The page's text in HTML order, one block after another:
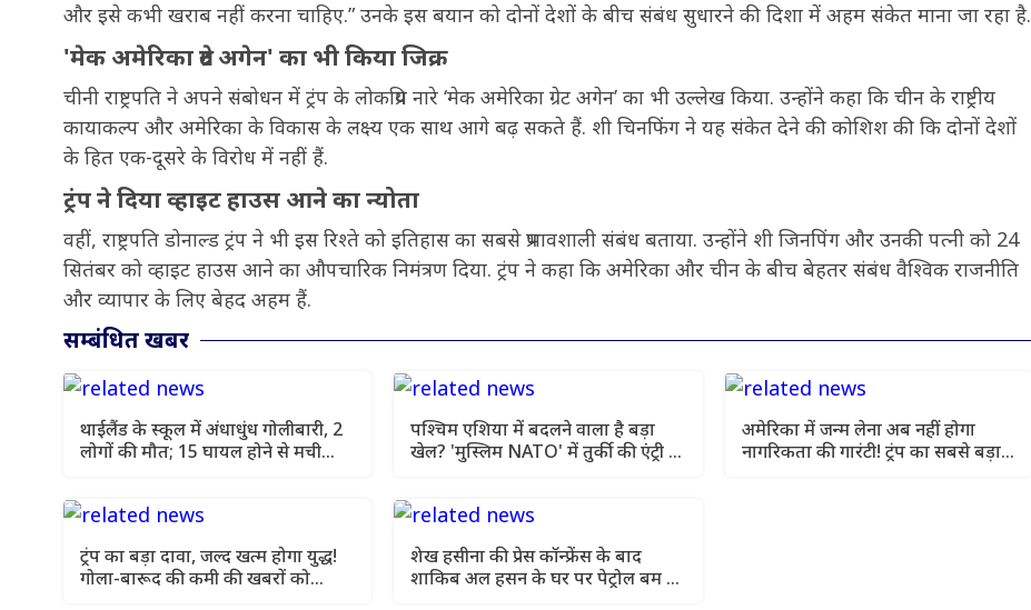
और इसे कभी खराब नहीं करना चाहिए.” उनके इस बयान को दोनों देशों के बीच संबंध सुधारने की दिशा में अहम संकेत माना जा रहा है.
'मेक अमेरिका ग्रेट अगेन' का भी किया जिक्र
चीनी राष्ट्रपति ने अपने संबोधन में ट्रंप के लोकप्रिय नारे ‘मेक अमेरिका ग्रेट अगेन’ का भी उल्लेख किया. उन्होंने कहा कि चीन के राष्ट्रीय
कायाकल्प और अमेरिका के विकास के लक्ष्य एक साथ आगे बढ़ सकते हैं. शी चिनफिंग ने यह संकेत देने की कोशिश की कि दोनों देशों
के हित एक-दूसरे के विरोध में नहीं हैं.
ट्रंप ने दिया व्हाइट हाउस आने का न्योता
वहीं, राष्ट्रपति डोनाल्ड ट्रंप ने भी इस रिश्ते को इतिहास का सबसे प्रभावशाली संबंध बताया. उन्होंने शी जिनपिंग और उनकी पत्नी को 24
सितंबर को व्हाइट हाउस आने का औपचारिक निमंत्रण दिया. ट्रंप ने कहा कि अमेरिका और चीन के बीच बेहतर संबंध वैश्विक राजनीति
और व्यापार के लिए बेहद अहम हैं.
सम्बंधित खबर
थाईलैंड के स्कूल में अंधाधुंध गोलीबारी, 2
लोगों की मौत; 15 घायल होने से मची
पश्चिम एशिया में बदलने वाला है बड़ा
खेल? 'मुस्लिम NATO' में तुर्की की एंट्री से
अमेरिका में जन्म लेना अब नहीं होगा
नागरिकता की गारंटी! ट्रंप का सबसे बड़ा
ट्रंप का बड़ा दावा, जल्द खत्म होगा युद्ध!
गोला-बारूद की कमी की खबरों को
शेख हसीना की प्रेस कॉन्फ्रेंस के बाद
शाकिब अल हसन के घर पर पेट्रोल बम से